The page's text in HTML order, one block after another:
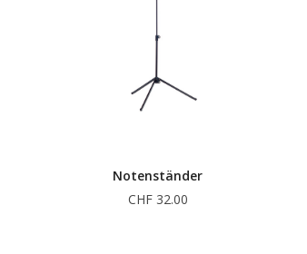
Notenständer
CHF 32.00